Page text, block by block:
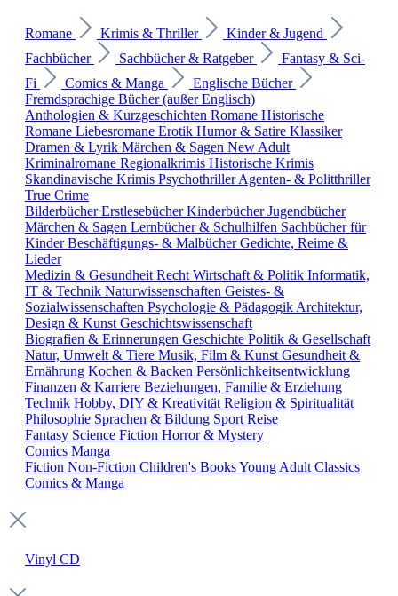
Romane Krimis & Thriller
Kinder & Jugend
Fachbücher
Sachbücher & Ratgeber
Fantasy & Sci-
Fi
Comics & Manga
Englische Bücher
Fremdsprachige Bücher (außer Englisch)
Anthologien & Kurzgeschichten Romane Historische
Romane Liebesromane Erotik Humor & Satire Klassiker
Dramen & Lyrik Märchen & Sagen New Adult
Kriminalromane Regionalkrimis Historische Krimis
Skandinavische Krimis PsychothrillerAgenten- & Politthriller
True Crime
BilderbücherErstlesebücherKinderbücherJugendbücher
Märchen & Sagen Lernbücher & Schulhilfen Sachbücher für
KinderBeschäftigungs- & MalbücherGedichte, Reime &
Lieder
Medizin & Gesundheit Recht Wirtschaft & Politik Informatik,
IT & Technik Naturwissenschaften Geistes- &
Sozialwissenschaften Psychologie & Pädagogik Architektur,
Design & Kunst Geschichtswissenschaft
Biografien & Erinnerungen Geschichte Politik & Gesellschaft
Natur, Umwelt & Tiere Musik, Film & Kunst Gesundheit &
Ernährung Kochen & Backen Persönlichkeitsentwicklung
Finanzen & Karriere Beziehungen, Familie & Erziehung
Technik Hobby, DIY & Kreativität Religion & Spiritualität
Philosophie Sprachen & Bildung Sport Reise
Fantasy Science Fiction Horror & Mystery
Comics Manga
Fiction Non-Fiction Children's BooksYoung Adult Classics
Comics & Manga
Vinyl CD